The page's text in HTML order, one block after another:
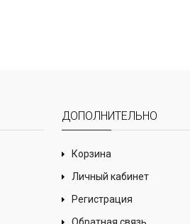
ДОПОЛНИТЕЛЬНО
Корзина
Личный кабинет
Регистрация
Обратная связь